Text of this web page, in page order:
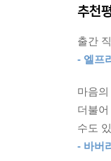
있다.
---
든 신
---
노동
벌거
상스
직계
위험
모든
‘난
추천
출간
- 엘프
마음
더불
수도
- 바버